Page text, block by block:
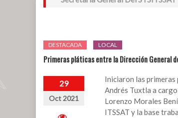
DESTACADA LOCAL
Primeras pláticas entre la Dirección General
29
Oct 2021
Iniciaron las
Andrés Tuxtla a
Lorenzo Morales
ITSSAT y la base